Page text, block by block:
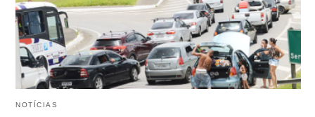
NOTÍCIAS